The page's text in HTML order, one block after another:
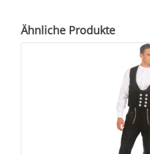
Ähnliche Produkte